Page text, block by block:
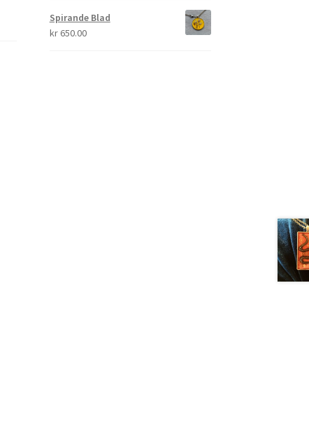
Spirande Blad
kr650.00